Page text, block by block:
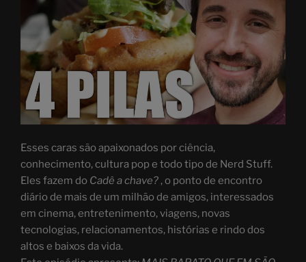
Esses caras são apaixonados por ciência,
conhecimento, cultura pop e todo tipo de Nerd Stuff.
Eles fazem do Cadê a chave? , o ponto de encontro
diário de mais de um milhão de amigos, interessados
em cinema, entretenimento, viagens, novas
tecnologias, relacionamentos, histórias e rindo dos
altos e baixos da vida.